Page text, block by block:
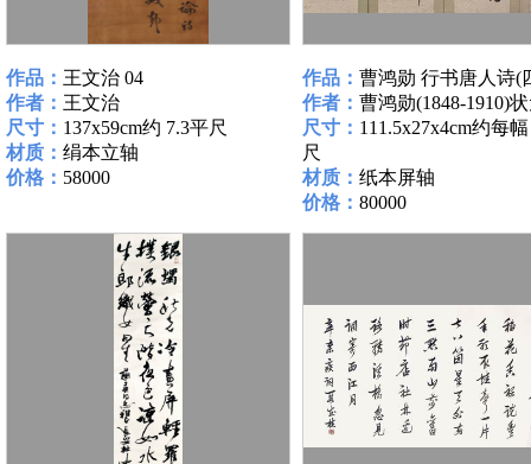
作品： 王文治 04
作者： 王文治
尺寸： 137x59cm约 7.3平尺
材质： 绢本立轴
价格： 58000
作品： 曹鸿勋 行书唐人诗(
作者： 曹鸿勋(1848-1910)
尺寸： 111.5x27x4cm约每
尺
材质： 纸本屏轴
价格： 80000